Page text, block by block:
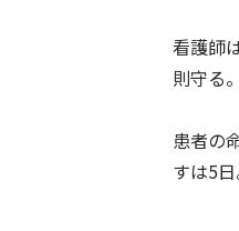
看護師
則守る
患者の
すは5日